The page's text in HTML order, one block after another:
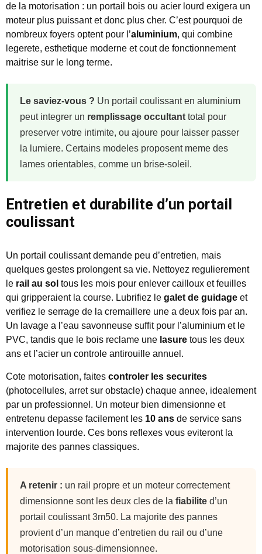
de la motorisation : un portail bois ou acier lourd exigera un
moteur plus puissant et donc plus cher. C’est pourquoi de
nombreux foyers optent pour l’aluminium, qui combine
legerete, esthetique moderne et cout de fonctionnement
maitrise sur le long terme.
Le saviez-vous ? Un portail coulissant en aluminium
peut integrer un remplissage occultant total pour
preserver votre intimite, ou ajoure pour laisser passer
la lumiere. Certains modeles proposent meme des
lames orientables, comme un brise-soleil.
Entretien et durabilite d’un portail
coulissant
Un portail coulissant demande peu d’entretien, mais
quelques gestes prolongent sa vie. Nettoyez regulierement
le rail au sol tous les mois pour enlever cailloux et feuilles
qui gripperaient la course. Lubrifiez le galet de guidage et
verifiez le serrage de la cremaillere une a deux fois par an.
Un lavage a l’eau savonneuse suffit pour l’aluminium et le
PVC, tandis que le bois reclame une lasure tous les deux
ans et l’acier un controle antirouille annuel.
Cote motorisation, faites controler les securites
(photocellules, arret sur obstacle) chaque annee, idealement
par un professionnel. Un moteur bien dimensionne et
entretenu depasse facilement les 10 ans de service sans
intervention lourde. Ces bons reflexes vous eviteront la
majorite des pannes classiques.
A retenir : un rail propre et un moteur correctement
dimensionne sont les deux cles de la fiabilite d’un
portail coulissant 3m50. La majorite des pannes
provient d’un manque d’entretien du rail ou d’une
motorisation sous-dimensionnee.